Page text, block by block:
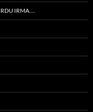
IRMA….